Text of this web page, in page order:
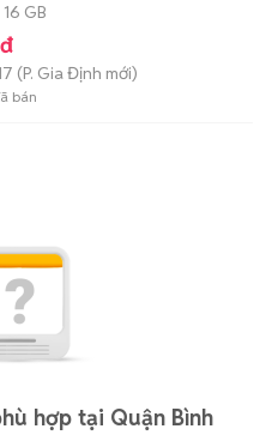
16 GB
(P. Gia Định mới)
bán
hợp tại Quận Bình